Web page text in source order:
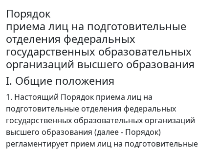
Порядок
приема лиц на подготовительные
отделения федеральных
государственных образовательных
организаций высшего образования
I. Общие положения
1. Настоящий Порядок приема лиц на
подготовительные отделения федеральных
государственных образовательных организаций
высшего образования (далее - Порядок)
регламентирует прием лиц на подготовительные